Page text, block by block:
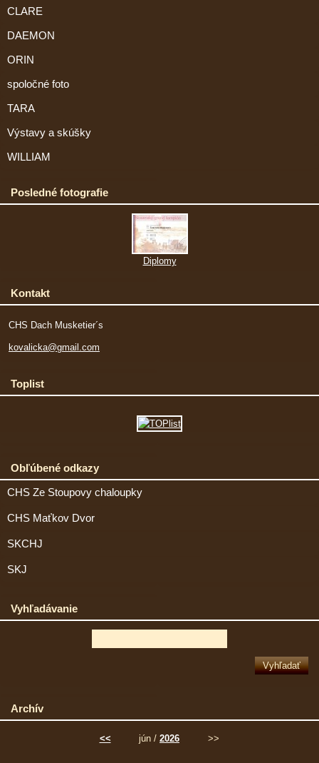
CLARE
DAEMON
ORIN
spoločné foto
TARA
Výstavy a skúšky
WILLIAM
Posledné fotografie
Diplomy
Kontakt
CHS Dach Musketier´s
kovalicka@gmail.com
Toplist
Obľúbené odkazy
CHS Ze Stoupovy chaloupky
CHS Maťkov Dvor
SKCHJ
SKJ
Vyhľadávanie
Archív
<< jún / 2026 >>